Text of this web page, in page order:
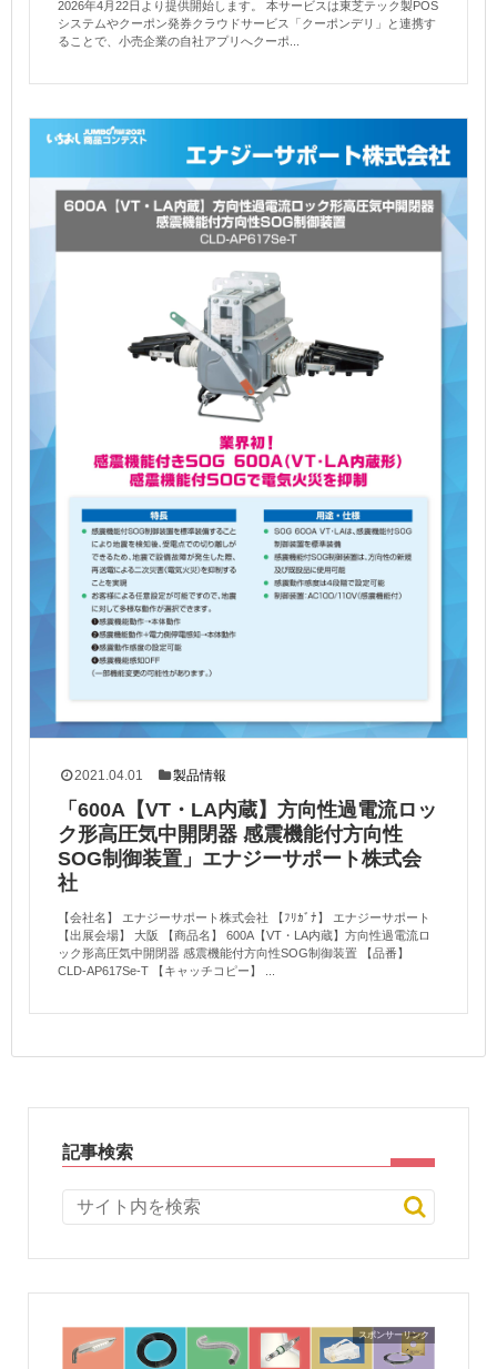
2026年4月22日より提供開始します。 本サービスは東芝テック製POS
システムやクーポン発券クラウドサービス「クーポンデリ」と連携す
ることで、小売企業の自社アプリへクーポ...
2021.04.01 製品情報
「600A【VT・LA内蔵】方向性過電流ロッ
ク形高圧気中開閉器 感震機能付方向性
SOG制御装置」エナジーサポート株式会
社
【会社名】 エナジーサポート株式会社 【ﾌﾘｶﾞﾅ】 エナジーサポート
【出展会場】 大阪 【商品名】 600A【VT・LA内蔵】方向性過電流ロ
ック形高圧気中開閉器 感震機能付方向性SOG制御装置 【品番】
CLD-AP617Se-T 【キャッチコピー】 ...
記事検索